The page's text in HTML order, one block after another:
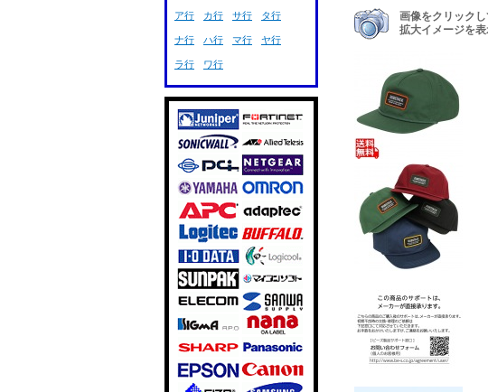
画像をクリックし
拡大イメージを
ア行 カ行 サ行 タ行
ナ行 ハ行 マ行 ヤ行
ラ行 ワ行